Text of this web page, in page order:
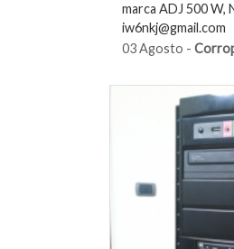
marca ADJ 500 W,
iw6nkj@gmail.com
03 Agosto -